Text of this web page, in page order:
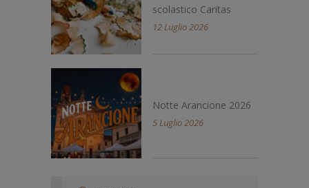
scolastico Caritas
12 Luglio 2026
Notte Arancione 2026
5 Luglio 2026